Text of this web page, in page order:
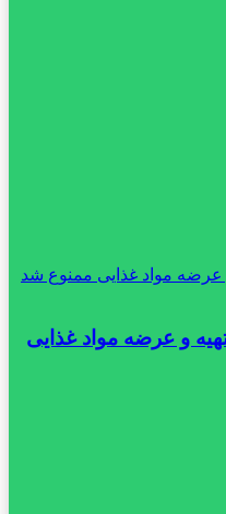
عرضه مواد غذایی ممنوع شد
و عرضه مواد غذایی